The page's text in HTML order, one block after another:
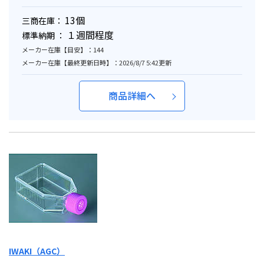
三商在庫： 13個
標準納期 ： １週間程度
メーカー在庫【目安】：144
メーカー在庫【最終更新日時】：2026/8/7 5:42更新
商品詳細へ
IWAKI（AGC）